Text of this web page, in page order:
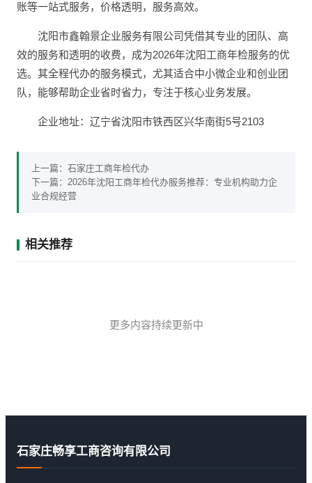
账等一站式服务，价格透明，服务高效。
沈阳市鑫翰景企业服务有限公司凭借其专业的团队、高
效的服务和透明的收费，成为2026年沈阳工商年检服务的优
选。其全程代办的服务模式，尤其适合中小微企业和创业团
队，能够帮助企业省时省力，专注于核心业务发展。
企业地址：辽宁省沈阳市铁西区兴华南街5号2103
上一篇： 石家庄工商年检代办
下一篇： 2026年沈阳工商年检代办服务推荐：专业机构助力企
业合规经营
相关推荐
更多内容持续更新中
石家庄畅享工商咨询有限公司